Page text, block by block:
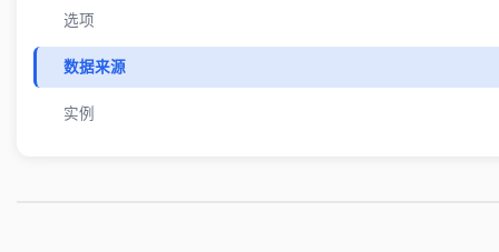
选项
数据来源
实例